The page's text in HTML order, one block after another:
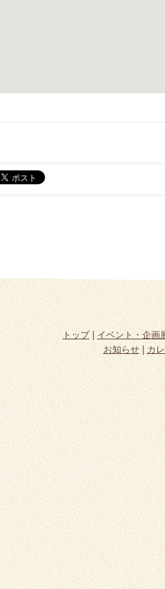
トップ|イベント・企画
お知らせ|カ